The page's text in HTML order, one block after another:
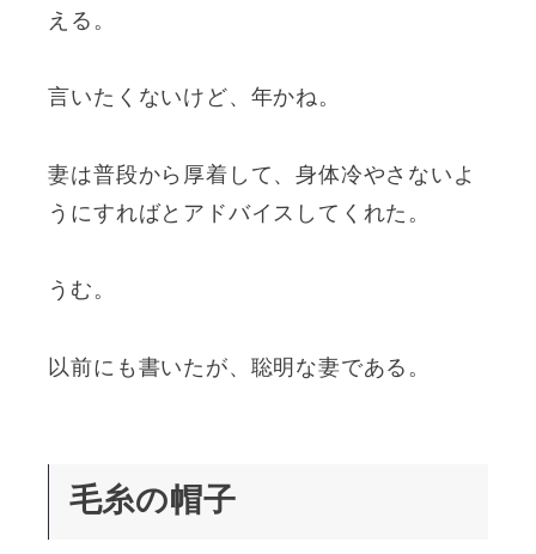
える。
言いたくないけど、年かね。
妻は普段から厚着して、身体冷やさないよ
うにすればとアドバイスしてくれた。
うむ。
以前にも書いたが、聡明な妻である。
毛糸の帽子